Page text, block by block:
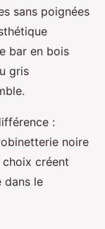
sans poignées
bar en bois
gris
:
noire
créent
dans le